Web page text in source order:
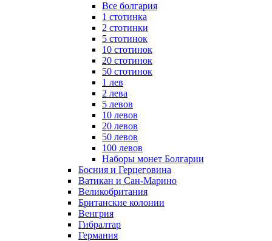
Все болгария
1 стотинка
2 стотинки
5 стотинок
10 стотинок
20 стотинок
50 стотинок
1 лев
2 лева
5 левов
10 левов
20 левов
50 левов
100 левов
Наборы монет Болгарии
Босния и Герцеговина
Ватикан и Сан-Марино
Великобритания
Британские колонии
Венгрия
Гибралтар
Германия